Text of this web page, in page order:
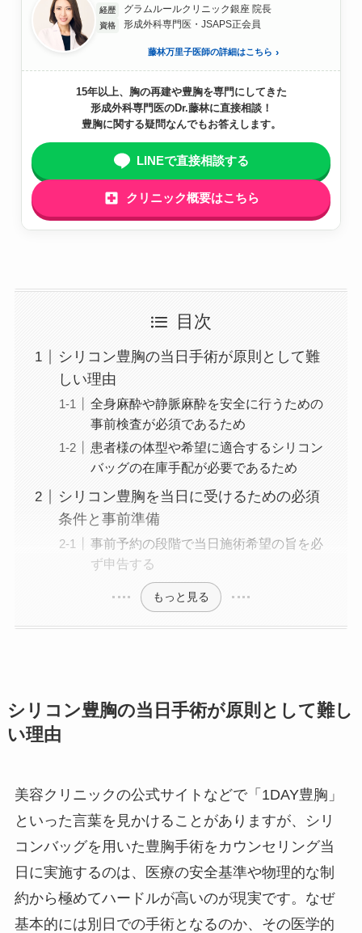
経歴 グラムルールクリニック銀座 院長
資格 形成外科専門医・JSAPS正会員
藤林万里子医師の詳細はこちら
15年以上、胸の再建や豊胸を専門にしてきた
形成外科専門医のDr.藤林に直接相談！
豊胸に関する疑問なんでもお答えします。
LINEで直接相談する
クリニック概要はこちら
目次
シリコン豊胸の当日手術が原則として難
しい理由
全身麻酔や静脈麻酔を安全に行うための
事前検査が必須であるため
患者様の体型や希望に適合するシリコン
バッグの在庫手配が必要であるため
シリコン豊胸を当日に受けるための必須
条件と事前準備
事前予約の段階で当日施術希望の旨を必
ず申告する
もっと見る
シリコン豊胸の当日手術が原則として難し
い理由
美容クリニックの公式サイトなどで「1DAY豊胸」
といった言葉を見かけることがありますが、シリ
コンバッグを用いた豊胸手術をカウンセリング当
日に実施するのは、医療の安全基準や物理的な制
約から極めてハードルが高いのが現実です。なぜ
基本的には別日での手術となるのか、その医学的